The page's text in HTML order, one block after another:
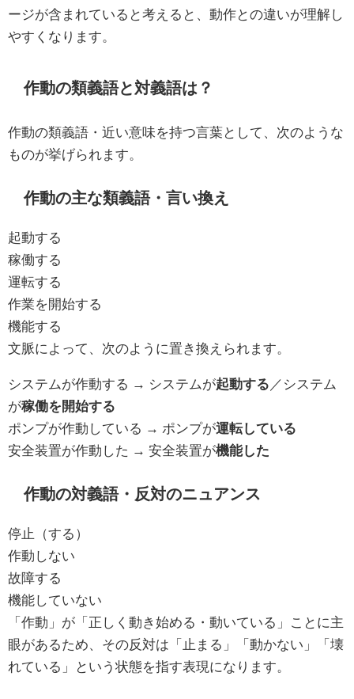
ージが含まれていると考えると、動作との違いが理解し
やすくなります。
作動の類義語と対義語は？
作動の類義語・近い意味を持つ言葉として、次のような
ものが挙げられます。
作動の主な類義語・言い換え
起動する
稼働する
運転する
作業を開始する
機能する
文脈によって、次のように置き換えられます。
システムが作動する → システムが起動する ／システム
が稼働を開始する
ポンプが作動している → ポンプが運転している
安全装置が作動した → 安全装置が機能した
作動の対義語・反対のニュアンス
停止（する）
作動しない
故障する
機能していない
「作動」が「正しく動き始める・動いている」ことに主
眼があるため、その反対は「止まる」「動かない」「壊
れている」という状態を指す表現になります。